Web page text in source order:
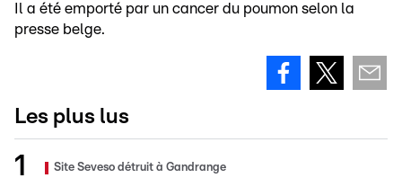
Il a été emporté par un cancer du poumon selon la
presse belge.
Les plus lus
Site Seveso détruit à Gandrange